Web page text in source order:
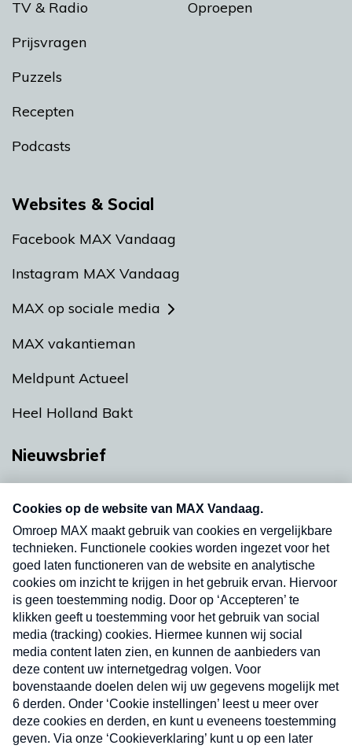
TV & Radio
Prijsvragen
Puzzels
Recepten
Podcasts
Oproepen
Websites & Social
Facebook MAX Vandaag
Instagram MAX Vandaag
MAX op sociale media
MAX vakantieman
Meldpunt Actueel
Heel Holland Bakt
Nieuwsbrief
nieuwsbrief. Elke vrijdag- en dinsdagochtend in
uw mailbox.
Verzend
Nieuwsbrief